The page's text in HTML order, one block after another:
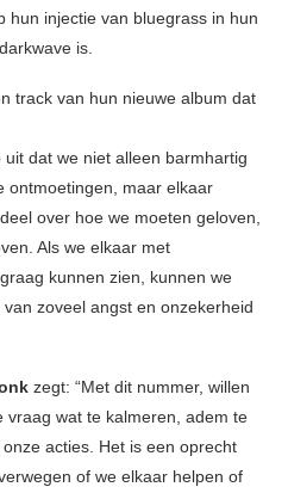
hun injectie van bluegrass in hun
is.
track van hun nieuwe album dat
dat we niet alleen barmhartig
ontmoetingen, maar elkaar
over hoe we moeten geloven,
Als we elkaar met
kunnen zien, kunnen we
zoveel angst en onzekerheid
zegt: “Met dit nummer, willen
wat te kalmeren, adem te
acties. Het is een oprecht
of we elkaar helpen of